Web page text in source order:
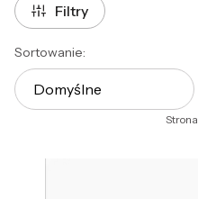
Filtry
Lista produktów
Sortowanie:
Domyślne
Strona